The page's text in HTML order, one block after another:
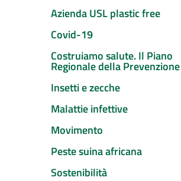
Azienda USL plastic free
Covid-19
Costruiamo salute. Il Piano
Regionale della Prevenzione
Insetti e zecche
Malattie infettive
Movimento
Peste suina africana
Sostenibilità